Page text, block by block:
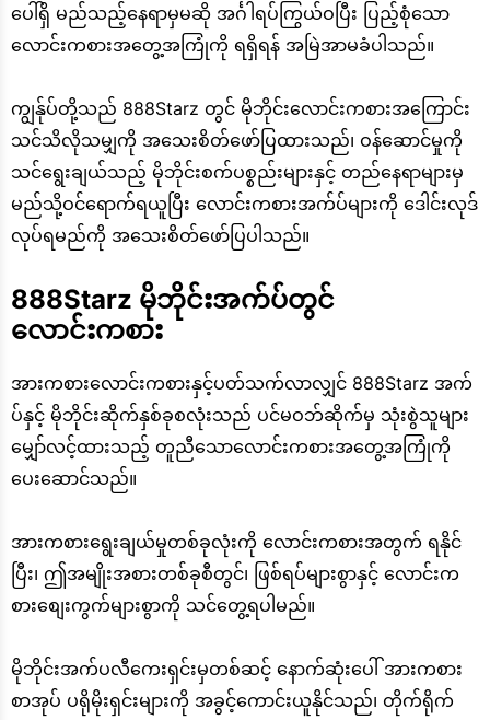
ပေါ်ရှိ မည်သည့်နေရာမှမဆို အင်္ဂါရပ်ကြွယ်ဝပြီး ပြည့်စုံသော
လောင်းကစားအတွေ့အကြုံကို ရရှိရန် အမြဲအာမခံပါသည်။
ကျွန်ုပ်တို့သည် 888Starz တွင် မိုဘိုင်းလောင်းကစားအကြောင်း
သင်သိလိုသမျှကို အသေးစိတ်ဖော်ပြထားသည်၊ ဝန်ဆောင်မှုကို
သင်ရွေးချယ်သည့် မိုဘိုင်းစက်ပစ္စည်းများနှင့် တည်နေရာများမှ
မည်သို့ဝင်ရောက်ရယူပြီး လောင်းကစားအက်ပ်များကို ဒေါင်းလုဒ်
လုပ်ရမည်ကို အသေးစိတ်ဖော်ပြပါသည်။
888Starz မိုဘိုင်းအက်ပ်တွင်
လောင်းကစား
အားကစားလောင်းကစားနှင့်ပတ်သက်လာလျှင် 888Starz အက်
ပ်နှင့် မိုဘိုင်းဆိုက်နှစ်ခုစလုံးသည် ပင်မဝဘ်ဆိုက်မှ သုံးစွဲသူများ
မျှော်လင့်ထားသည့် တူညီသောလောင်းကစားအတွေ့အကြုံကို
ပေးဆောင်သည်။
အားကစားရွေးချယ်မှုတစ်ခုလုံးကို လောင်းကစားအတွက် ရနိုင်
ပြီး၊ ဤအမျိုးအစားတစ်ခုစီတွင်၊ ဖြစ်ရပ်များစွာနှင့် လောင်းက
စားစျေးကွက်များစွာကို သင်တွေ့ရပါမည်။
မိုဘိုင်းအက်ပလီကေးရှင်းမှတစ်ဆင့် နောက်ဆုံးပေါ် အားကစား
စာအုပ် ပရိုမိုးရှင်းများကို အခွင့်ကောင်းယူနိုင်သည်၊ တိုက်ရိုက်